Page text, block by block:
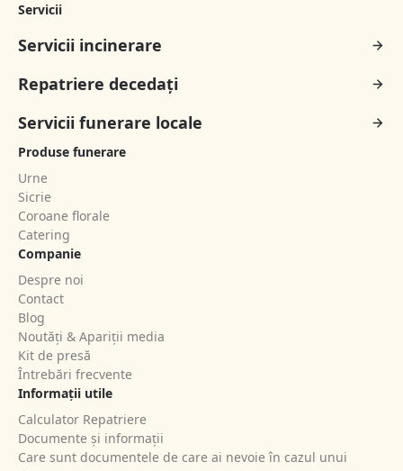
Servicii
Servicii incinerare
Repatriere decedați
Servicii funerare locale
Produse funerare
Urne
Sicrie
Coroane florale
Catering
Companie
Despre noi
Contact
Blog
Noutăți & Apariții media
Kit de presă
Întrebări frecvente
Informații utile
Calculator Repatriere
Documente și informații
Care sunt documentele de care ai nevoie în cazul unui